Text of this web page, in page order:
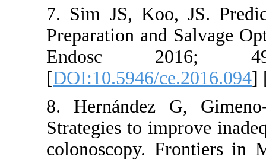
7. Sim JS,
[
8.
Strategies